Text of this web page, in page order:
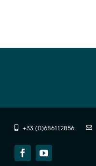
+33 (0)686112856